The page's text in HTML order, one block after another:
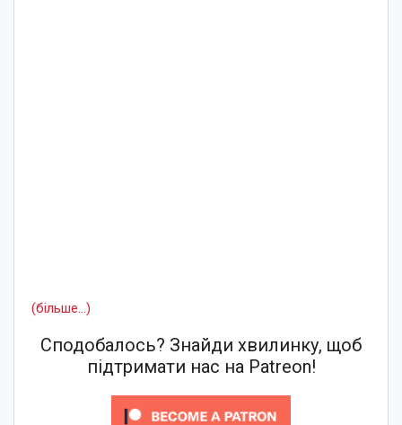
(більше…)
Сподобалось? Знайди хвилинку, щоб
підтримати нас на Patreon!